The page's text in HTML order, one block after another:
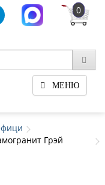
0
МЕНЮ
Грэй